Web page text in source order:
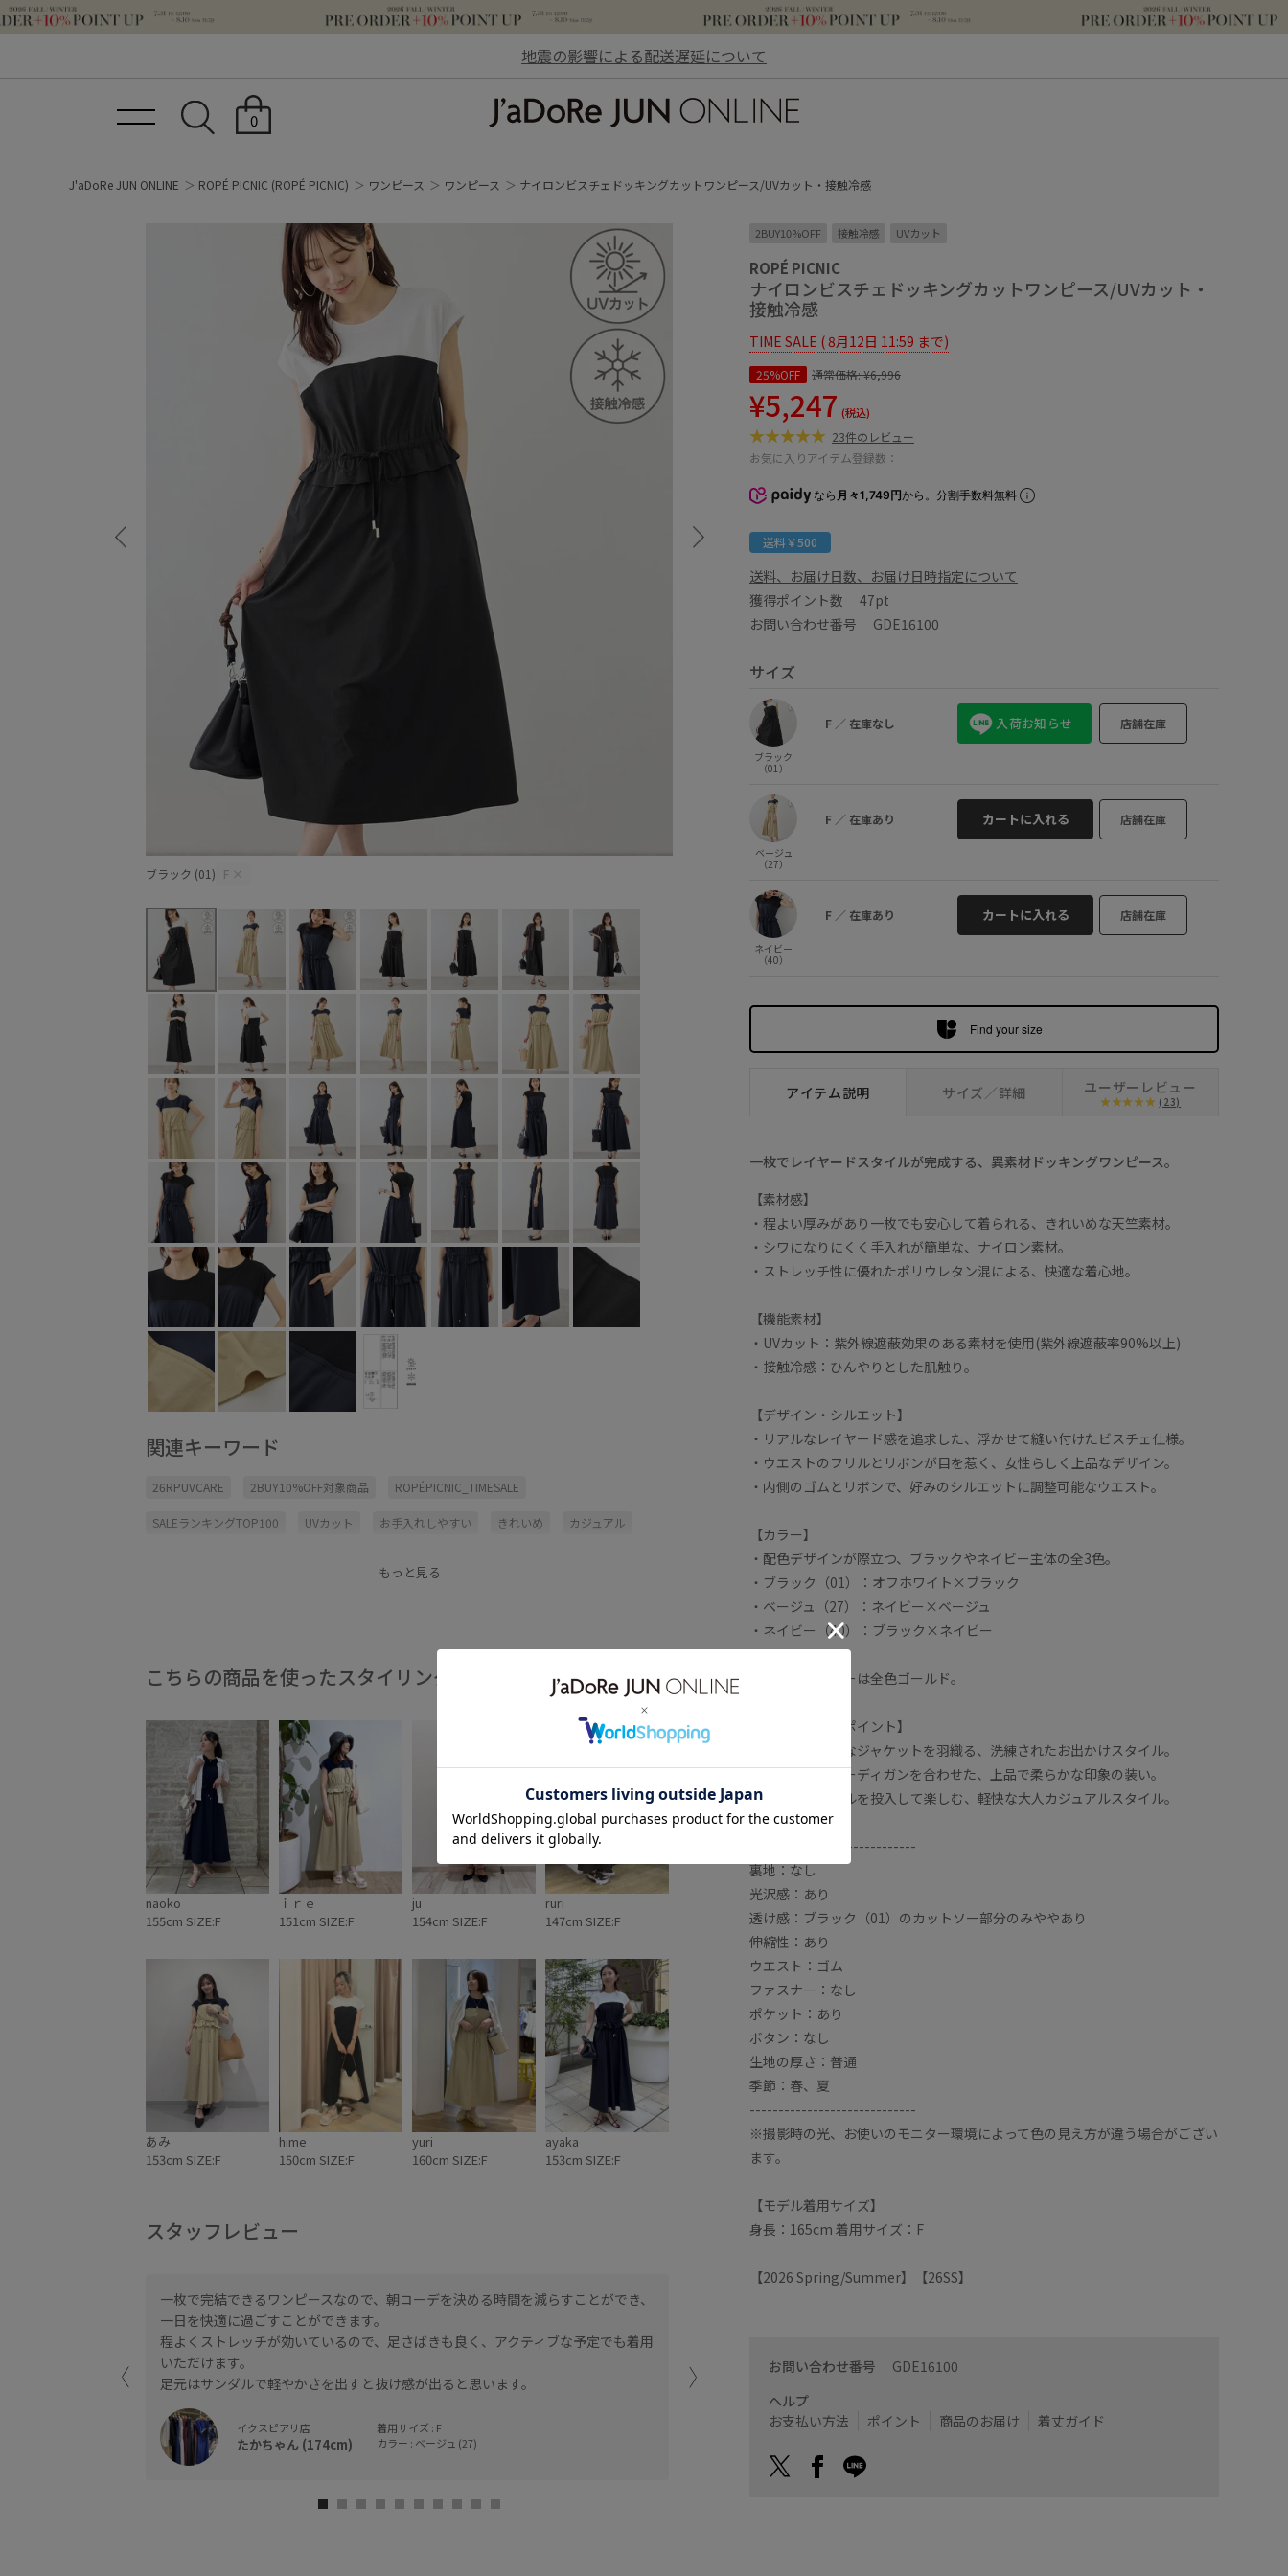
地震の影響による配送遅延について
0
J'aDoRe JUN ONLINE ROPÉ PICNIC (ROPÉ PICNIC) ワンピース ワンピース ナイロンビスチェドッキングカットワンピース/UVカット・接触冷感
ブラック (01) F × F○
関連キーワード
26RPUVCARE 2BUY10%OFF対象商品 ROPÉPICNIC_TIMESALE
SALEランキングTOP100 UVカット お手入れしやすい きれいめ カジュアル
もっと見る
こちらの商品を使ったスタイリング 全てみる
naoko
155cm SIZE:F
ｉｒｅ
151cm SIZE:F
ju
154cm SIZE:F
ruri
147cm SIZE:F
あみ
153cm SIZE:F
hime
150cm SIZE:F
yuri
160cm SIZE:F
ayaka
153cm SIZE:F
スタッフレビュー
一枚で完結できるワンピースなので、朝コーデを決める時間を減らすことができ、
一日を快適に過ごすことができます。
程よくストレッチが効いているので、足さばきも良く、アクティブな予定でも着用
いただけます。
足元はサンダルで軽やかさを出すと抜け感が出ると思います。
イクスピアリ店
たかちゃん (174cm)
着用サイズ : F
カラー : ベージュ (27)
のん (159cm)
2BUY10%OFF 接触冷感 UVカット
ROPÉ PICNIC
ナイロンビスチェドッキングカットワンピース/UVカット・
接触冷感
TIME SALE ( 8月12日 11:59 まで)
25%OFF 通常価格:¥6,996
¥5,247 (税込)
23件のレビュー
お気に入りアイテム登録数：
なら 月々1,749円から。分割手数料無料
送料￥500
送料、お届け日数、お届け日時指定について
獲得ポイント数 47pt
お問い合わせ番号 GDE16100
サイズ
ブラック
（01）
F ／ 在庫なし 入荷お知らせ 店舗在庫
ベージュ
（27）
F ／ 在庫あり カートに入れる 店舗在庫
ネイビー
（40）
F ／ 在庫あり カートに入れる 店舗在庫
Find your size
アイテム説明 サイズ／詳細 ユーザーレビュー
(23)
一枚でレイヤードスタイルが完成する、異素材ドッキングワンピース。
【素材感】
・程よい厚みがあり一枚でも安心して着られる、きれいめな天竺素材。
・シワになりにくく手入れが簡単な、ナイロン素材。
・ストレッチ性に優れたポリウレタン混による、快適な着心地。
【機能素材】
・UVカット：紫外線遮蔽効果のある素材を使用(紫外線遮蔽率90%以上)
・接触冷感：ひんやりとした肌触り。
【デザイン・シルエット】
・リアルなレイヤード感を追求した、浮かせて縫い付けたビスチェ仕様。
・ウエストのフリルとリボンが目を惹く、女性らしく上品なデザイン。
・内側のゴムとリボンで、好みのシルエットに調整可能なウエスト。
【カラー】
・配色デザインが際立つ、ブラックやネイビー主体の全3色。
・ブラック（01）：オフホワイト×ブラック
・ベージュ（27）：ネイビー×ベージュ
・ネイビー（40）：ブラック×ネイビー
※紐の先端カラーは全色ゴールド。
【スタイリングポイント】
・リネンライクなジャケットを羽織る、洗練されたお出かけスタイル。
・透かし編みカーディガンを合わせた、上品で柔らかな印象の装い。
・足元にサンダルを投入して楽しむ、軽快な大人カジュアルスタイル。
-----------------------------
裏地：なし
光沢感：あり
透け感：ブラック（01）のカットソー部分のみややあり
伸縮性：あり
ウエスト：ゴム
ファスナー：なし
ポケット：あり
ボタン：なし
生地の厚さ：普通
季節：春、夏
-----------------------------
※撮影時の光、お使いのモニター環境によって色の見え方が違う場合がござい
ます。
【モデル着用サイズ】
身長：165cm 着用サイズ：F
【2026 Spring/Summer】【26SS】
お問い合わせ番号 GDE16100
ヘルプ
お支払い方法
ポイント 商品のお届け 着丈ガイド